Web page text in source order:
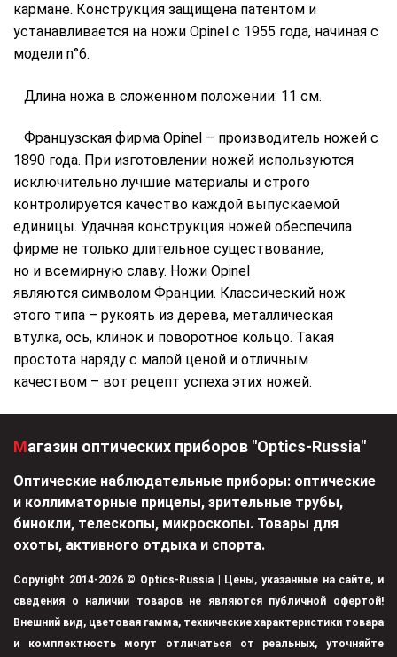
кармане. Конструкция защищена патентом и
устанавливается на ножи Opinel с 1955 года, начиная с
модели n°6.
Длина ножа в сложенном положении: 11 см.
Французская фирма Opinel – производитель ножей с
1890 года. При изготовлении ножей используются
исключительно лучшие материалы и строго
контролируется качество каждой выпускаемой
единицы. Удачная конструкция ножей обеспечила
фирме не только длительное существование,
но и всемирную славу. Ножи Opinel
являются символом Франции. Классический нож
этого типа – рукоять из дерева, металлическая
втулка, ось, клинок и поворотное кольцо. Такая
простота наряду с малой ценой и отличным
качеством – вот рецепт успеха этих ножей.
Магазин оптических приборов "Optics-Russia"
Оптические наблюдательные приборы: оптические
и коллиматорные прицелы, зрительные трубы,
бинокли, телескопы, микроскопы. Товары для
охоты, активного отдыха и спорта.
Copyright 2014-2026 © Optics-Russia | Цены, указанные на сайте, и
сведения о наличии товаров не являются публичной офертой!
Внешний вид, цветовая гамма, технические характеристики товара
и комплектность могут отличаться от реальных, уточняйте